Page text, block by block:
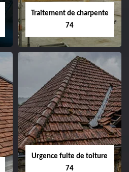
Traitement de charpente
74
Urgence fuite de toiture
74